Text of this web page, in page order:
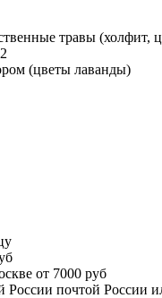
травы (холфит,
(цветы лаванды)
от 7000 руб
России почтой